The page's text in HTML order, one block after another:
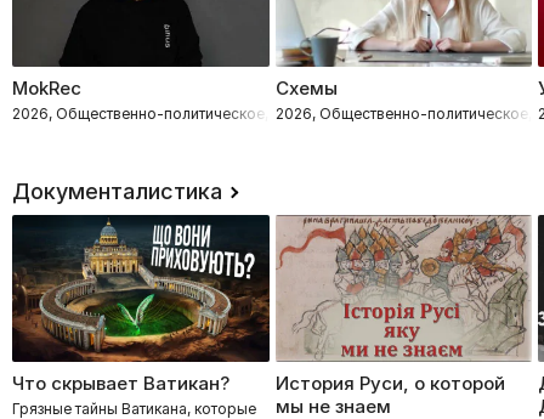
MokRec
2026, Общественно-политическое, Расследования
Схемы
2026, Общественно-политическое,
Документалистика
Что скрывает Ватикан?
Грязные тайны Ватикана, которые
История Руси, о которой
мы не знаем